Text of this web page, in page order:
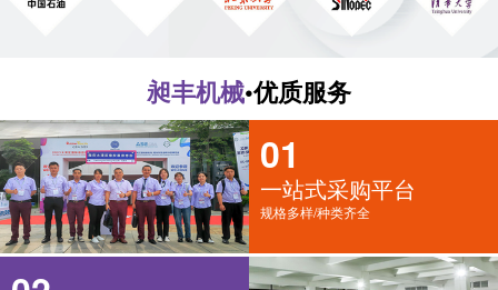
昶丰机械•优质服务
01
一站式采购平台
规格多样/种类齐全